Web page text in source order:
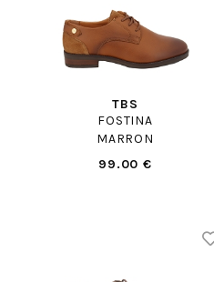
TBS
FOSTINA
MARRON
99.00 €